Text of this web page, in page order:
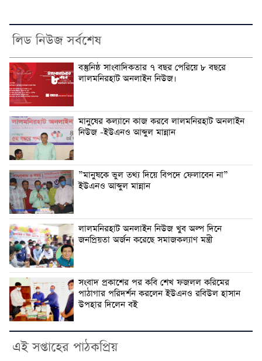
লিড নিউজ সর্বশেষ
বস্তুনিষ্ঠ সাংবাদিকতার ৭ বছর পেরিয়ে ৮ বছরে
লালমনিরহাট অনলাইন নিউজ।
মানুষের কল্যানে কাজ করবে লালমনিরহাট অনলাইন
নিউজ -ইউএনও আব্দুল মান্নান
”মানুষকে ভুল তথ্য দিয়ে বিপদে ফেলাবেন না”
ইউএনও আব্দুল মান্নান
লালমনিরহাট অনলাইন নিউজ খুব অল্প দিনে
জনপ্রিয়তা অর্জন করেছে সমাজকল্যাণ মন্ত্রী
সংবাদ প্রকাশের পর কবি শেখ ফজলল করিমের
পাঠাগার পরিদর্শন করলেন ইউএনও রবিউল হাসান
উপহার দিলেন বই
এই সপ্তাহের পাঠকপ্রিয়